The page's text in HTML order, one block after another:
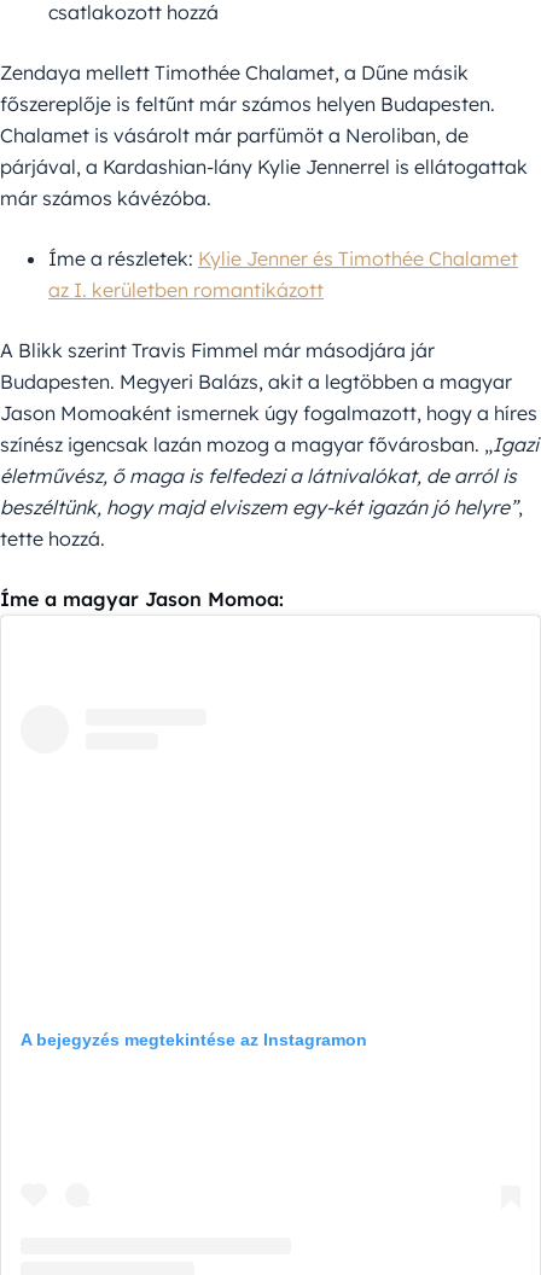
csatlakozott hozzá
Zendaya mellett Timothée Chalamet, a Dűne másik
főszereplője is feltűnt már számos helyen Budapesten.
Chalamet is vásárolt már parfümöt a Neroliban, de
párjával, a Kardashian-lány Kylie Jennerrel is ellátogattak
már számos kávézóba.
Íme a részletek: Kylie Jenner és Timothée Chalamet
az I. kerületben romantikázott
A Blikk szerint Travis Fimmel már másodjára jár
Budapesten. Megyeri Balázs, akit a legtöbben a magyar
Jason Momoaként ismernek úgy fogalmazott, hogy a híres
színész igencsak lazán mozog a magyar fővárosban. „Igazi
életművész, ő maga is felfedezi a látnivalókat, de arról is
beszéltünk, hogy majd elviszem egy-két igazán jó helyre”,
tette hozzá.
Íme a magyar Jason Momoa:
A bejegyzés megtekintése az Instagramon